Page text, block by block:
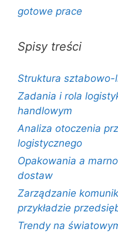
gotowe prace
Spisy treści
Struktura sztabowo-
Zadania i rola
handlowym
Analiza otoczenia
logistycznego
Opakowania a
dostaw
Zarządzanie
przykładzie
Trendy na